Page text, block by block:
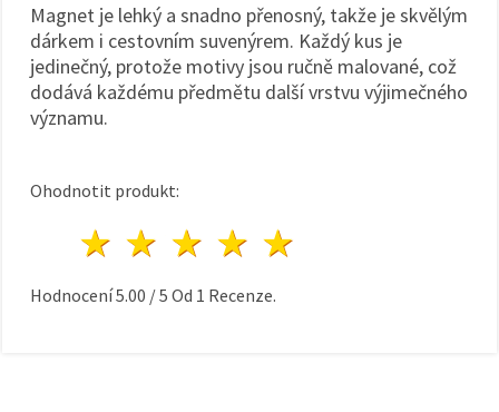
Magnet je lehký a snadno přenosný, takže je skvělým
dárkem i cestovním suvenýrem. Každý kus je
jedinečný, protože motivy jsou ručně malované, což
dodává každému předmětu další vrstvu výjimečného
významu.
Ohodnotit produkt:
4 hvězdy
3 hvězdy
2 hvězdy
1 hvězda
Hodnocení5.00 /5 Od 1 Recenze.